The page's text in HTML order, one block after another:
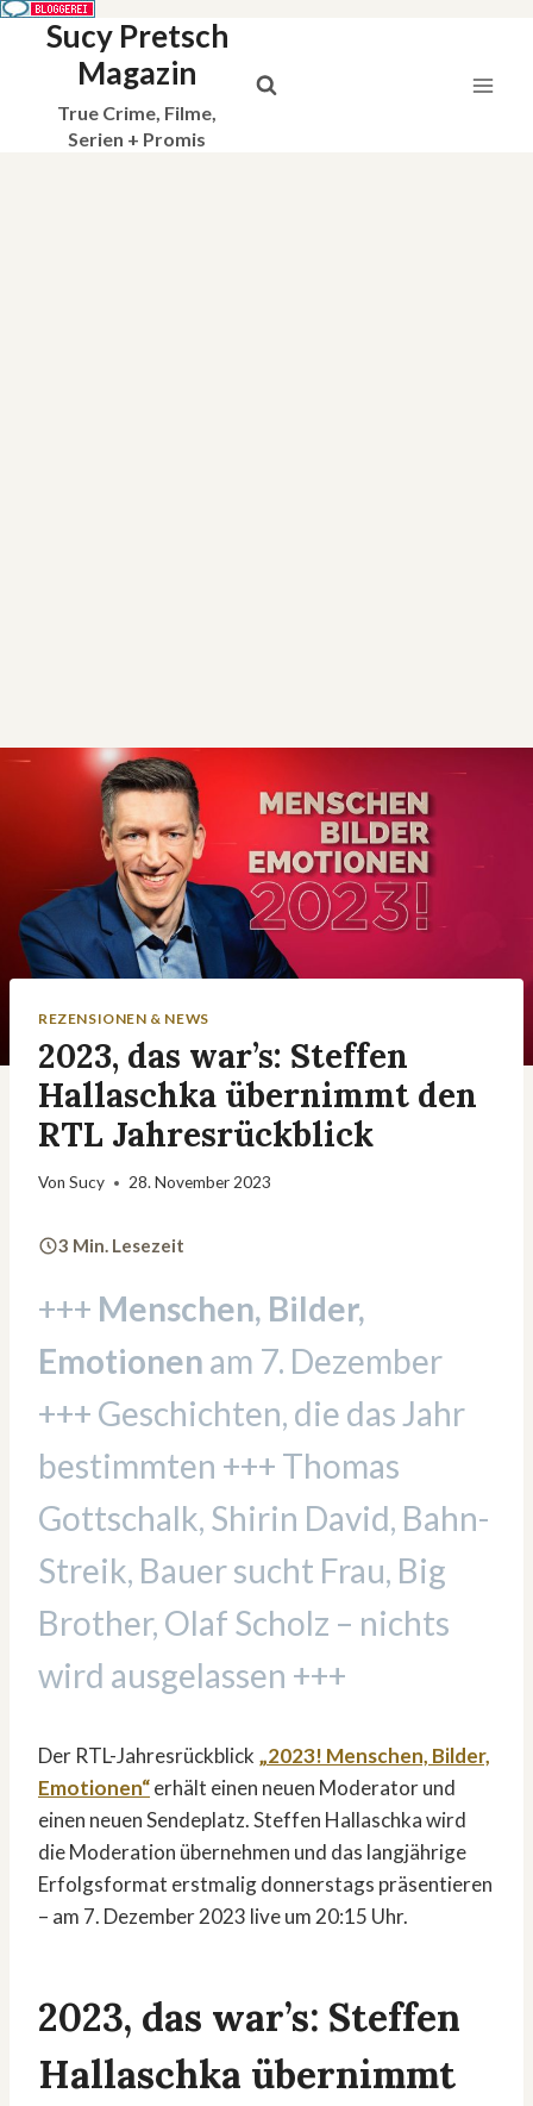
Sucy Pretsch
Magazin
True Crime, Filme,
Serien + Promis
REZENSIONEN & NEWS
2023, das war’s: Steffen
Hallaschka übernimmt den
RTL Jahresrückblick
Von Sucy 28. November 2023
3 Min. Lesezeit
+++ Menschen, Bilder,
Emotionen am 7. Dezember
+++ Geschichten, die das Jahr
bestimmten +++ Thomas
Gottschalk, Shirin David, Bahn-
Streik, Bauer sucht Frau, Big
Brother, Olaf Scholz – nichts
wird ausgelassen +++
Der RTL-Jahresrückblick „2023! Menschen, Bilder,
Emotionen“erhält einen neuen Moderator und
einen neuen Sendeplatz. Steffen Hallaschka wird
die Moderation übernehmen und das langjährige
Erfolgsformat erstmalig donnerstags präsentieren
– am 7. Dezember 2023 live um 20:15 Uhr.
2023, das war’s: Steffen
Hallaschka übernimmt